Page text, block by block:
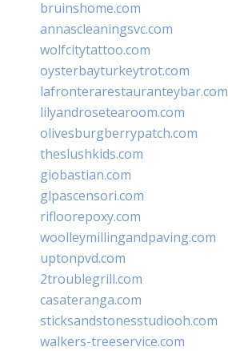
bruinshome.com
annascleaningsvc.com
wolfcitytattoo.com
oysterbayturkeytrot.com
lafronterarestauranteybar.com
lilyandrosetearoom.com
olivesburgberrypatch.com
theslushkids.com
giobastian.com
glpascensori.com
rifloorepoxy.com
woolleymillingandpaving.com
uptonpvd.com
2troublegrill.com
casateranga.com
sticksandstonesstudiooh.com
walkers-treeservice.com